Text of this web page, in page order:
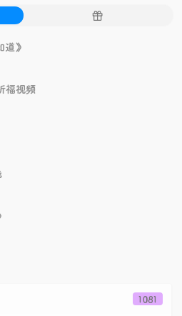
随
》
福视频
1081